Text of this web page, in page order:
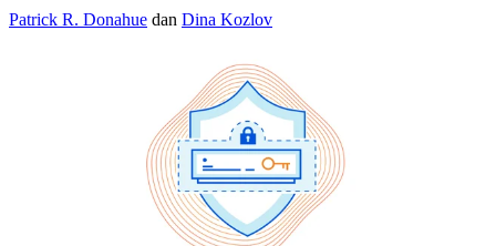
Patrick R. Donahue dan Dina Kozlov